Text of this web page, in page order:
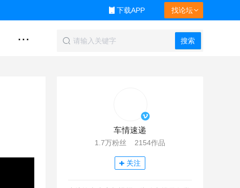
找论坛
下载APP
... 搜索
车情速递
1.7万粉丝 2154作品
关注